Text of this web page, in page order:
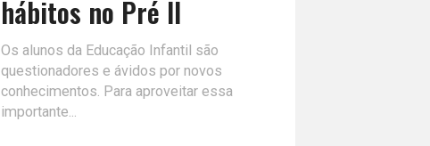
hábitos no Pré II
Os alunos da Educação Infantil são
questionadores e ávidos por novos
conhecimentos. Para aproveitar essa
importante...